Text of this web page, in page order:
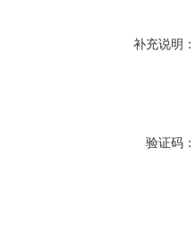
补充说明：
验证码：